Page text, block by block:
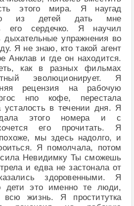
этого мира. Я наугад
из детей дать мне
его сердечко. Я научил
дыхательные упражнения во
Я не знаю, кто такой агент
Анклав и где он находится.
как в разных фильмах
эволюционирует. Я
рецензия на рабочую
нпо кофе, перестала
в течении дня. Я
этого номера и с
его прочитать. Я
похоже, мы здесь надолго, и
Я помолчала, потом
Невидимку Ты сможешь
и едва не застонала от
здоровенными. Я
дети это именно те люди,
жизнь. Я проститутка